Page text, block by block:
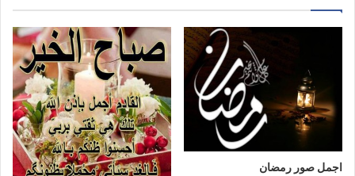
اجمل صور رمضان